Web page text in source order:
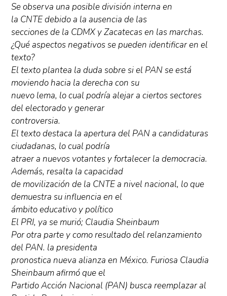
Se observa una posible división interna en
la CNTE debido a la ausencia de las
secciones de la CDMX y Zacatecas en las marchas.
¿Qué aspectos negativos se pueden identificar en el
texto?
El texto plantea la duda sobre si el PAN se está
moviendo hacia la derecha con su
nuevo lema, lo cual podría alejar a ciertos sectores
del electorado y generar
controversia.
El texto destaca la apertura del PAN a candidaturas
ciudadanas, lo cual podría
atraer a nuevos votantes y fortalecer la democracia.
Además, resalta la capacidad
de movilización de la CNTE a nivel nacional, lo que
demuestra su influencia en el
ámbito educativo y político
El PRI, ya se murió; Claudia Sheinbaum
Por otra parte y como resultado del relanzamiento
del PAN. la presidenta
pronostica nueva alianza en México. Furiosa Claudia
Sheinbaum afirmó que el
Partido Acción Nacional (PAN) busca reemplazar al